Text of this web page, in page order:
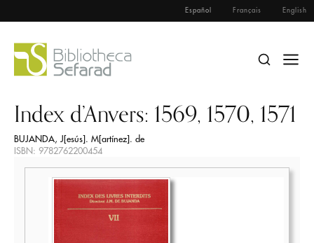
Español Français English
Index d’Anvers: 1569, 1570, 1571
BUJANDA, J[esús]. M[artínez]. de
ISBN: 9782762200454